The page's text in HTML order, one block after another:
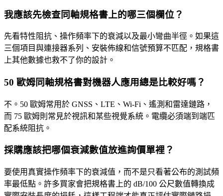
我應該先檢查同軸規格書上的哪三個欄位？
先看特性阻抗、操作頻率下的衰減以及最小彎曲半徑。如果這
三個項目與連接器系列、安裝佈線和信號預算不匹配，規格書
上其他數據也救不了你的設計。
50 歐姆同軸規格書對機器人應用總是比較好嗎？
不。50 歐姆常用於 GNSS、LTE、Wi-Fi、遙測和雷達鏈路，
而 75 歐姆則常見於視訊和某些視覺系統。電纜必須端到端匹
配系統阻抗。
採購應該把哪個衰減數值放進詢價單裡？
要使用真實操作頻率下的衰減值，而不是只看著公布的測試頻
率最低點。許多買家會把規格書上的 dB/100 公尺數值轉換成